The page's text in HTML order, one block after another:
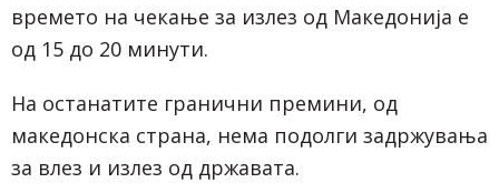
времето на чекање за излез од Македонија е
од 15 до 20 минути.
На останатите гранични премини, од
македонска страна, нема подолги задржувања
за влез и излез од државата.